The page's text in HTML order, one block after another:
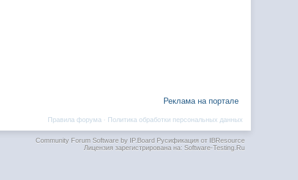
Реклама на портале
Политика обработки персональных данных
Правила форума ·
Community Forum Software by IP.BoardРусификация от IBResource
Лицензия зарегистрирована на: Software-Testing.Ru